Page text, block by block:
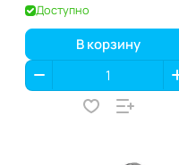
Доступно
В корзину